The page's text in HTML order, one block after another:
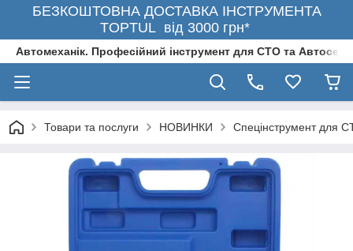
БЕЗКОШТОВНА ДОСТАВКА ІНСТРУМЕНТА
TOPTUL від 3000 грн*
Автомеханік. Професійний інструмент для СТО та
Товари та послуги НОВИНКИ Спецінструмент для